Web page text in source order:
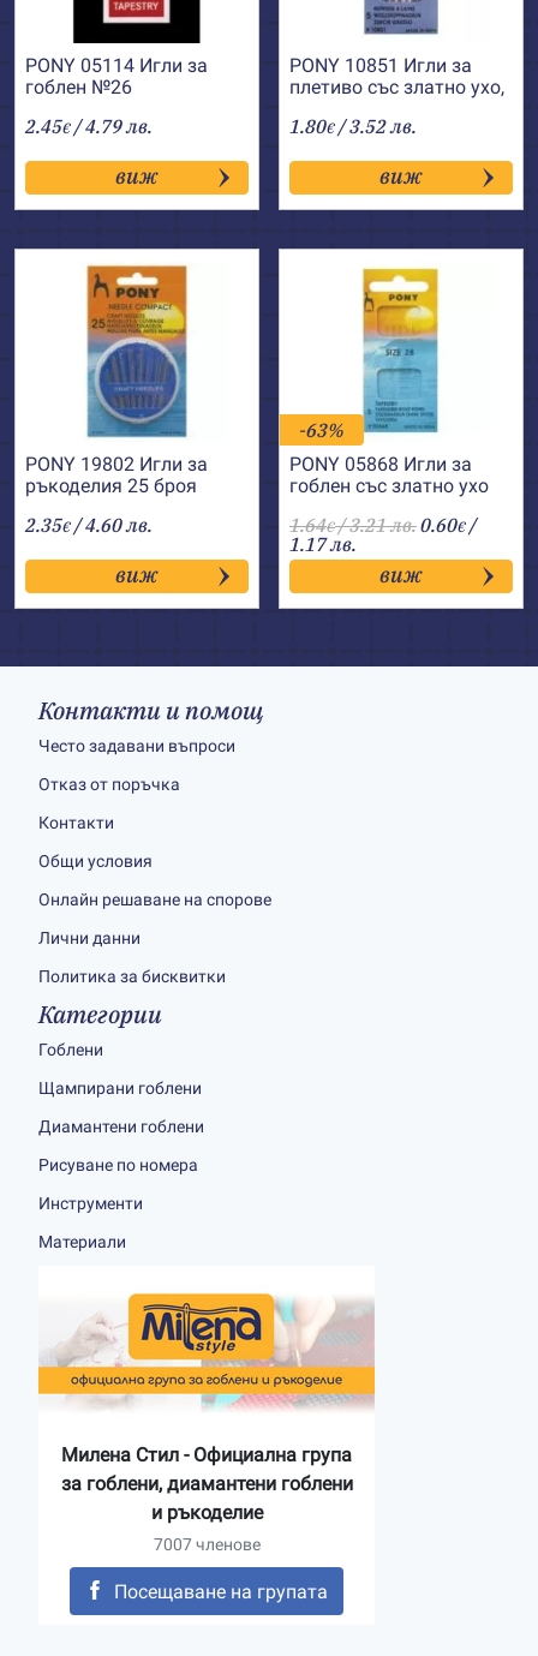
PONY 05114 Игли за
гоблен №26
2.45€ / 4.79 лв.
виж
PONY 10851 Игли за
плетиво със златно ухо,
1.80€ / 3.52 лв.
виж
PONY 19802 Игли за
ръкоделия 25 броя
2.35€ / 4.60 лв.
виж
-63%
PONY 05868 Игли за
гоблен със златно ухо
1.64€/ 3.21 лв.0.60€ /
1.17 лв.
виж
Контакти и помощ
Често задавани въпроси
Отказ от поръчка
Контакти
Общи условия
Онлайн решаване на спорове
Лични данни
Политика за бисквитки
Категории
Гоблени
Щампирани гоблени
Диамантени гоблени
Рисуване по номера
Инструменти
Материали
Милена Стил - Официална група
за гоблени, диамантени гоблени
и ръкоделие
7007 членове
Посещаване на групата